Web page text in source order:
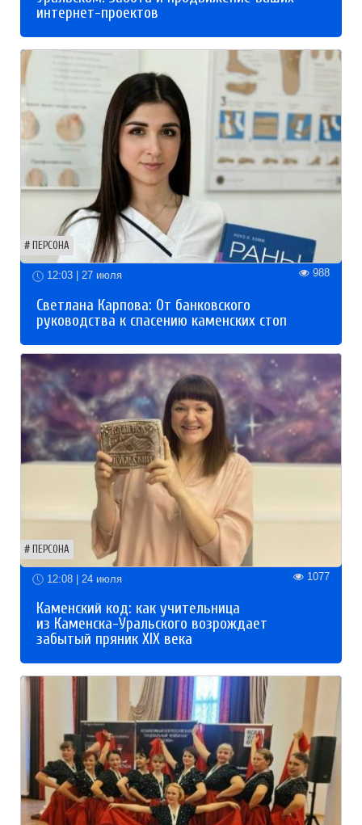
интернет-проектов
ПЕРСОНА
12:03 | 27 июля 988
Светлана Карпова: От банковского
руководства к спасению каменских стоп
ПЕРСОНА
12:08 | 24 июля 1077
Каменский код: как учительница
из Каменска-Уральского возрождает
забытый пряник XIX века